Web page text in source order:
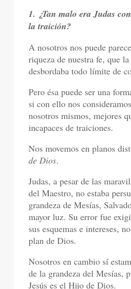
1. ¿Tan malo era Judas
la traición?
A nosotros nos puede
riqueza de nuestra fe, que
desbordaba todo límite de
Pero ésa puede ser una
si con ello nos
nosotros mismos, mejores
incapaces de traiciones.
Nos movemos en planos
de Dios.
Judas, a pesar de las
del Maestro, no estaba
grandeza de Mesías,
mayor luz. Su error fue
sus esquemas e intereses,
plan de Dios.
Nosotros en cambio sí
de la grandeza del Mesías,
Jesús es el Hijo de Dios.